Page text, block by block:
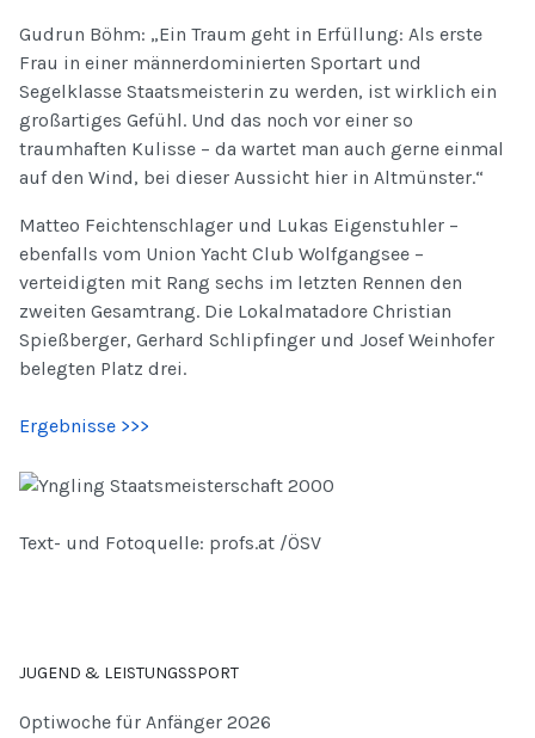
Gudrun Böhm: „Ein Traum geht in Erfüllung: Als erste
Frau in einer männerdominierten Sportart und
Segelklasse Staatsmeisterin zu werden, ist wirklich ein
großartiges Gefühl. Und das noch vor einer so
traumhaften Kulisse – da wartet man auch gerne einmal
auf den Wind, bei dieser Aussicht hier in Altmünster.“
Matteo Feichtenschlager und Lukas Eigenstuhler –
ebenfalls vom Union Yacht Club Wolfgangsee –
verteidigten mit Rang sechs im letzten Rennen den
zweiten Gesamtrang. Die Lokalmatadore Christian
Spießberger, Gerhard Schlipfinger und Josef Weinhofer
belegten Platz drei.
Ergebnisse >>>
Text- und Fotoquelle: profs.at /ÖSV
JUGEND & LEISTUNGSSPORT
Optiwoche für Anfänger 2026